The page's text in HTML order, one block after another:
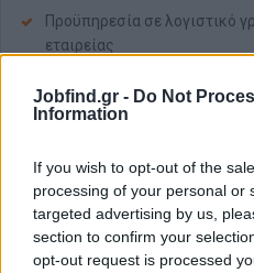
Jobfind.gr - Do Not
Information
If you wish to opt-out of the
processing of your personal or
targeted advertising by us,
section to confirm your
opt-out request is processed
Προϋπηρεσία σε λογιστικό
εταιρείας
Άριστος χειρισμός
Παροχές
Αρχικός καθαρός μισθός
προσόντων και εμπειρίας)
Δυνατότητα μισθολογικής